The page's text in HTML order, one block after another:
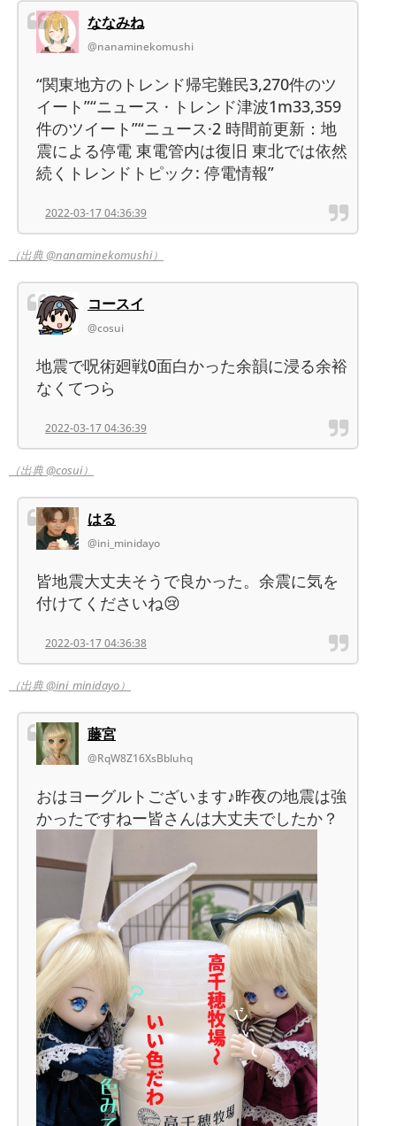
ななみね
@nanaminekomushi
“関東地方のトレンド帰宅難民3,270件のツ
イート”“ニュース · トレンド津波1m33,359
件のツイート”“ニュース·2 時間前更新：地
震による停電 東電管内は復旧 東北では依然
続くトレンドトピック: 停電情報”
2022-03-17 04:36:39
（出典 @nanaminekomushi）
コースイ
@cosui
地震で呪術廻戦0面白かった余韻に浸る余裕
なくてつら
2022-03-17 04:36:39
（出典 @cosui）
はる
@ini_minidayo
皆地震大丈夫そうで良かった。余震に気を
付けてくださいね😢
2022-03-17 04:36:38
（出典 @ini_minidayo）
藤宮
@RqW8Z16XsBbluhq
おはヨーグルトございます♪昨夜の地震は強
かったですねー皆さんは大丈夫でしたか？